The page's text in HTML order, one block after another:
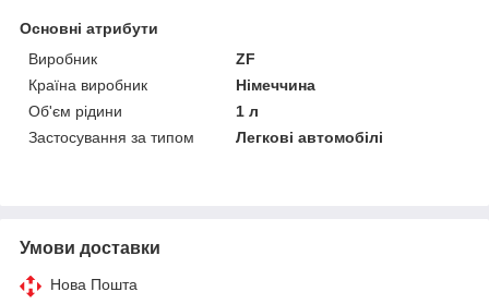
Основні атрибути
Виробник
ZF
Країна виробник
Німеччина
Об'єм рідини
1 л
Застосування за типом
Легкові автомобілі
Умови доставки
Нова Пошта